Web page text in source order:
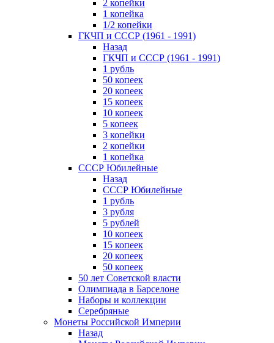
2 копейки
1 копейка
1/2 копейки
ГКЧП и СССР (1961 - 1991)
Назад
ГКЧП и СССР (1961 - 1991)
1 рубль
50 копеек
20 копеек
15 копеек
10 копеек
5 копеек
3 копейки
2 копейки
1 копейка
СССР Юбилейные
Назад
СССР Юбилейные
1 рубль
3 рубля
5 рублей
10 копеек
15 копеек
20 копеек
50 копеек
50 лет Советской власти
Олимпиада в Барселоне
Наборы и коллекции
Серебряные
Монеты Российской Империи
Назад